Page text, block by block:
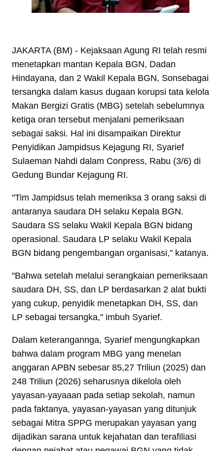
JAKARTA (BM) - Kejaksaan Agung RI telah resmi
menetapkan mantan Kepala BGN, Dadan
Hindayana, dan 2 Wakil Kepala BGN, Sonsebagai
tersangka dalam kasus dugaan korupsi tata kelola
Makan Bergizi Gratis (MBG) setelah sebelumnya
ketiga oran tersebut menjalani pemeriksaan
sebagai saksi. Hal ini disampaikan Direktur
Penyidikan Jampidsus Kejagung RI, Syarief
Sulaeman Nahdi dalam Conpress, Rabu (3/6) di
Gedung Bundar Kejagung RI.
"Tim Jampidsus telah memeriksa 3 orang saksi di
antaranya saudara DH selaku Kepala BGN.
Saudara SS selaku Wakil Kepala BGN bidang
operasional. Saudara LP selaku Wakil Kepala
BGN bidang pengembangan organisasi," katanya.
"Bahwa setelah melalui serangkaian pemeriksaan
saudara DH, SS, dan LP berdasarkan 2 alat bukti
yang cukup, penyidik menetapkan DH, SS, dan
LP sebagai tersangka," imbuh Syarief.
Dalam keterangannga, Syarief mengungkapkan
bahwa dalam program MBG yang menelan
anggaran APBN sebesar 85,27 Triliun (2025) dan
248 Triliun (2026) seharusnya dikelola oleh
yayasan-yayaaan pada setiap sekolah, namun
pada faktanya, yayasan-yayasan yang ditunjuk
sebagai Mitra SPPG merupakan yayasan yang
dijadikan sarana untuk kejahatan dan terafiliasi